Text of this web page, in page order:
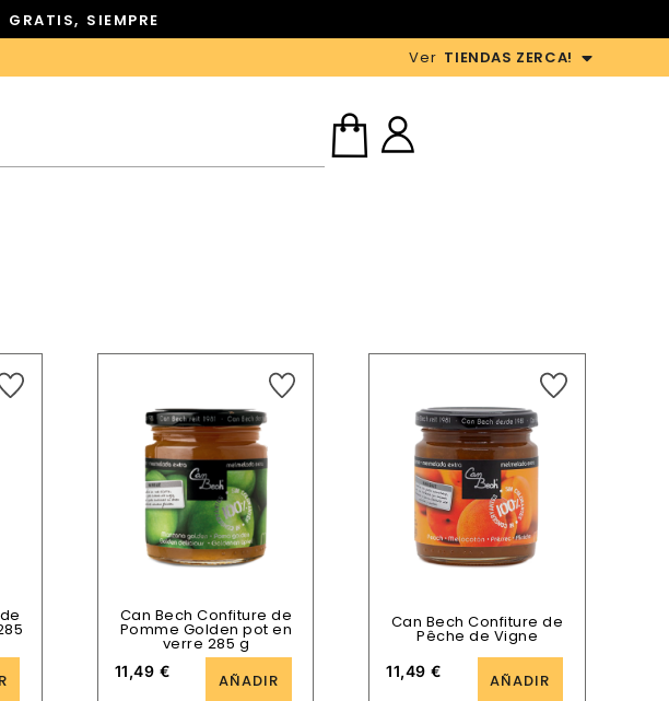
GRATIS, SIEMPRE
Ver TIENDAS ZERCA!
Can Bech Confiture de
Pomme Golden pot en
verre 285 g
11,49 € AÑADIR
Can Bech Confiture de
Pêche de Vigne
11,49€ AÑADIR